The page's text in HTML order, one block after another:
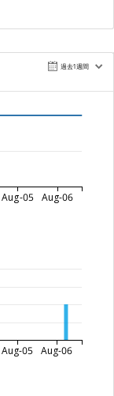
過去1週間
Aug-05 Aug-06
Aug-05 Aug-06